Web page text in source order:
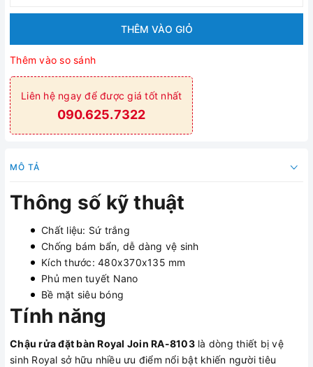
THÊM VÀO GIỎ
Thêm vào so sánh
Liên hệ ngay để được giá tốt nhất
090.625.7322
MÔ TẢ
Thông số kỹ thuật
Chất liệu: Sứ trắng
Chống bám bẩn, dễ dàng vệ sinh
Kích thước: 480x370x135 mm
Phủ men tuyết Nano
Bề mặt siêu bóng
Tính năng
Chậu rửa đặt bàn Royal Join RA-8103là dòng thiết bị vệ
sinh Royal sở hữu nhiều ưu điểm nổi bật khiến người tiêu